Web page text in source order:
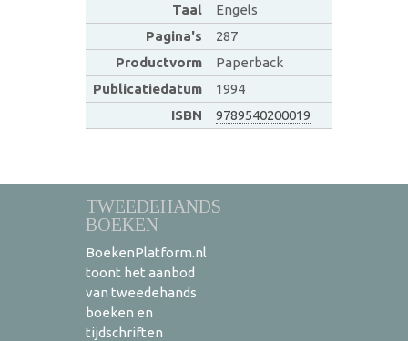
Taal
Engels
Pagina's
287
Productvorm
Paperback
Publicatiedatum
1994
ISBN
9789540200019
TWEEDEHANDS
BOEKEN
BoekenPlatform.nl
toont het aanbod
van tweedehands
boeken en
tijdschriften